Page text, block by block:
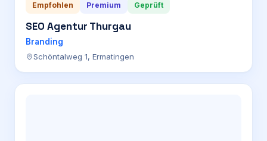
Empfohlen Premium Geprüft
SEO Agentur Thurgau
Branding
Schöntalweg 1, Ermatingen